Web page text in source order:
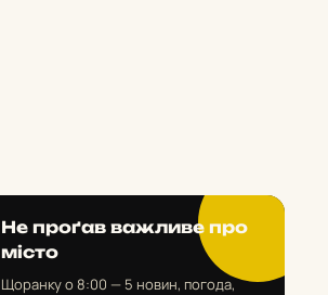
Не проґав важливе про
місто
Щоранку о 8:00 — 5 новин, погода,